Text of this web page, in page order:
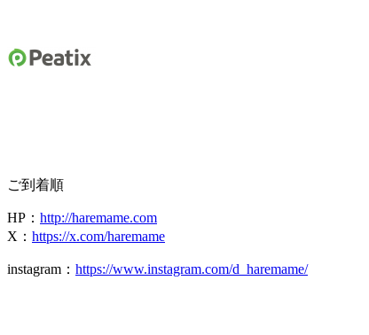
ご到着順
HP ： http://haremame.com
X： https://x.com/haremame
instagram ： https://www.instagram.com/d_haremame/